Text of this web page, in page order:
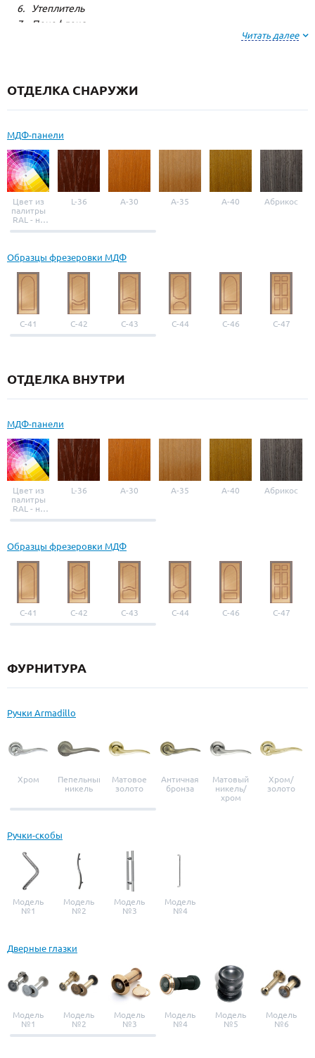
Утеплитель
Пенофлекс
Резиновый уплотнитель
Читать далее
ОТДЕЛКА СНАРУЖИ
МДФ-панели
Цвет из
палитры
RAL - на
выбор
L-36 A-30 A-35 A-40 Абрикос
Образцы фрезеровки МДФ
С-41 С-42 С-43 С-44 С-46 С-47
ОТДЕЛКА ВНУТРИ
МДФ-панели
Цвет из
палитры
RAL - на
выбор
L-36 A-30 A-35 A-40 Абрикос
Образцы фрезеровки МДФ
С-41 С-42 С-43 С-44 С-46 С-47
ФУРНИТУРА
Ручки Armadillo
Хром
Пепельный
никель
Матовое
золото
Античная
бронза
Матовый
никель/
хром
Хром/
золото
Ручки-скобы
Модель
№1
Модель
№2
Модель
№3
Модель
№4
Дверные глазки
Модель
№1
Модель
№2
Модель
№3
Модель
№4
Модель
№5
Модель
№6